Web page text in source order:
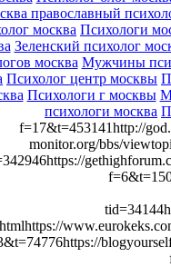
православный
москва Психологи
Зеленский психолог
москва Мужчины
Психолог центр москвы
Психологи г москвы
психологи москва
f=17&t=453141http://
monitor.org/bbs/